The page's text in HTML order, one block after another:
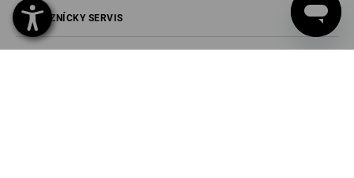
ZÁKAZNÍCKY SERVIS